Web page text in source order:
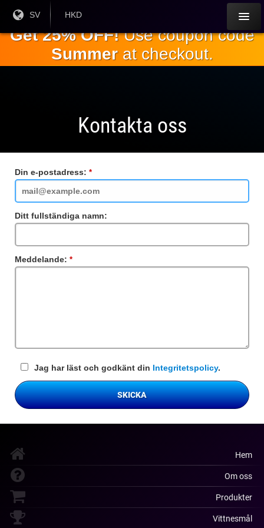
Nuvarande
språk:
SV
Aktuell
HKD
Get 25% OFF!Use coupon code
Summerat checkout.
Kontakta oss
Din e-postadress:
fält
Ditt fullständiga namn:
Meddelande:
fält
Jag har läst och godkänt din Integritetspolicy.
SKICKA
Hem
Om oss
Produkter
Vittnesmål